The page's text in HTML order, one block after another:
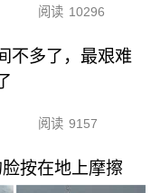
阅读 10296
不多了，最艰难
阅读 9157
按在地上摩擦